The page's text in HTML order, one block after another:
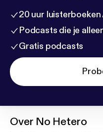
20 uur luisterboeken
Podcasts die je
Gratis podcasts
Over No Hetero